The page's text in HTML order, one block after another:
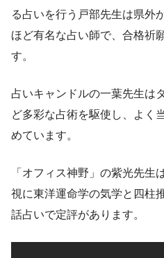
る占いを行う戸部先生は県外
ほど有名な占い師で、合格祈
す。
占いキャンドルの一葉先生は
ど多彩な占術を駆使し、よく
めています。
「オフィス神野」の紫光先生
視に東洋運命学の気学と四柱
話占いで定評があります。